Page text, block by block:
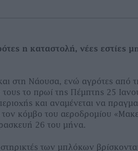
η καταστολή, νέες εστίες
στη Νάουσα, ενώ αγρότες από
το πρωί της Πέμπτης 25
και αναμένεται να
τον κόμβο του αεροδρομίου
26 του μήνα.
των μπλόκων